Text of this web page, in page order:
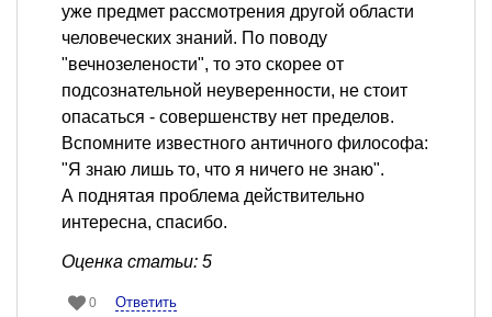
уже предмет рассмотрения другой области
человеческих знаний. По поводу
"вечнозелености", то это скорее от
подсознательной неуверенности, не стоит
опасаться - совершенству нет пределов.
Вспомните известного античного философа:
"Я знаю лишь то, что я ничего не знаю".
А поднятая проблема действительно
интересна, спасибо.
Оценка статьи: 5
0 Ответить